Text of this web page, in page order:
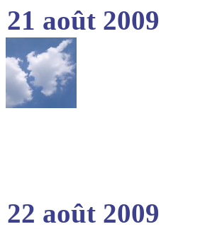
21 août 2009
22 août 2009